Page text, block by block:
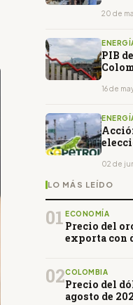
20 de
PIB
16 de
02 de
LO MÁS LEÍDO
01 ECONOMÍA
Precio del
exporta con
02COLOMBIA
Precio del
agosto de